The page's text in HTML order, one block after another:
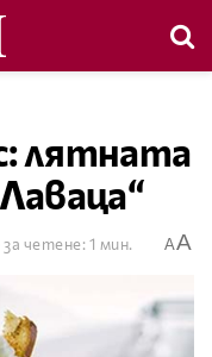
лятната
четене: 1 мин. AA